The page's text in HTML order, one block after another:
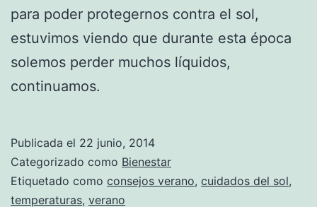
para poder protegernos contra el sol,
estuvimos viendo que durante esta época
solemos perder muchos líquidos,
continuamos.
Publicada el 22 junio, 2014
Categorizado como Bienestar
Etiquetado como consejos verano, cuidados del sol,
temperaturas, verano